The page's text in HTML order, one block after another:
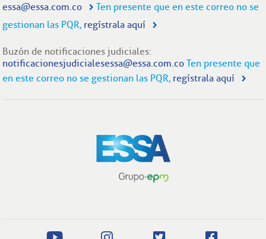
essa@essa.com.co
Ten presente que en este correo no se
gestionan las PQR, regístrala aquí
Buzón de notificaciones judiciales:
notificacionesjudicialesessa@essa.com.co Ten presente que
en este correo no se gestionan las PQR, regístrala aquí